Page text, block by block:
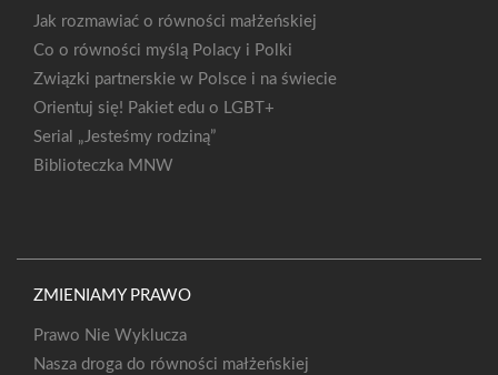
Jak rozmawiać o równości małżeńskiej
Co o równości myślą Polacy i Polki
Związki partnerskie w Polsce i na świecie
Orientuj się! Pakiet edu o LGBT+
Serial „Jesteśmy rodziną”
Biblioteczka MNW
ZMIENIAMY PRAWO
Prawo Nie Wyklucza
Nasza droga do równości małżeńskiej